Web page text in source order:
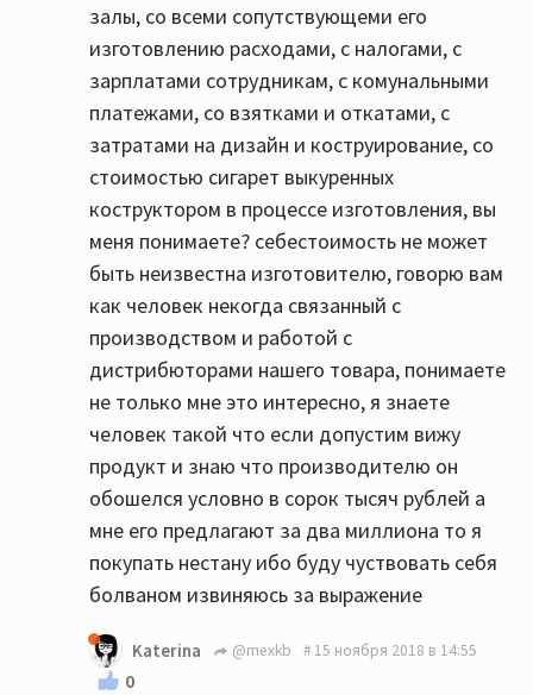
залы, со всеми сопутствующеми его
изготовлению расходами, с налогами, с
зарплатами сотрудникам, с комунальными
платежами, со взятками и откатами, с
затратами на дизайн и коструирование, со
стоимостью сигарет выкуренных
коструктором в процессе изготовления, вы
меня понимаете? себестоимость не может
быть неизвестна изготовителю, говорю вам
как человек некогда связанный с
производством и работой с
дистрибюторами нашего товара, понимаете
не только мне это интересно, я знаете
человек такой что если допустим вижу
продукт и знаю что производителю он
обошелся условно в сорок тысяч рублей а
мне его предлагают за два миллиона то я
покупать нестану ибо буду чуствовать себя
болваном извиняюсь за выражение
Katerina @mexkb 15 ноября 2018 в 14:55
0